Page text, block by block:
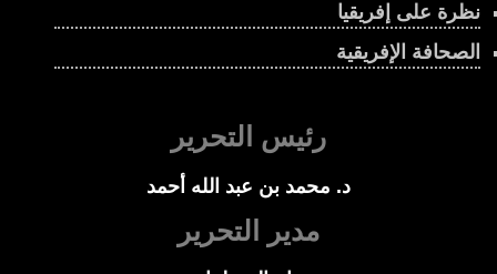
نظرة على إفريقيا
الصحافة الإفريقية
رئيس التحرير
د. محمد بن عبد الله أحمد
مدير التحرير